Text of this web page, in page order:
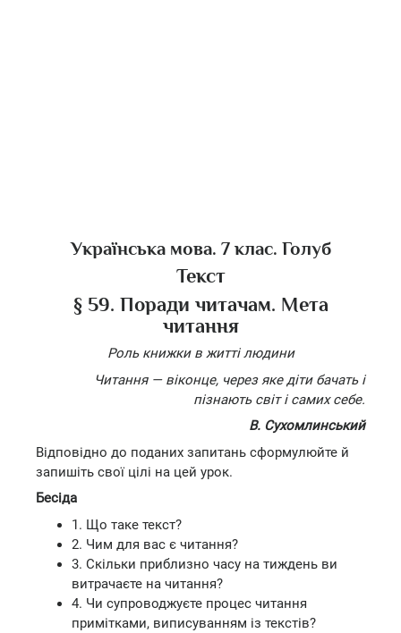
Українська мова. 7 клас. Голуб
Текст
§ 59. Поради читачам. Мета
читання
Роль книжки в житті людини
Читання — віконце, через яке діти бачать і
пізнають світ і самих себе.
В. Сухомлинський
Відповідно до поданих запитань сформулюйте й
запишіть свої цілі на цей урок.
Бесіда
1. Що таке текст?
2. Чим для вас є читання?
3. Скільки приблизно часу на тиждень ви
витрачаєте на читання?
4. Чи супроводжуєте процес читання
примітками, виписуванням із текстів?